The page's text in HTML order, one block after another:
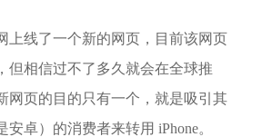
上线了一个新的网页，目前该网页
但相信过不了多久就会在全球推
网页的目的只有一个，就是吸引其
卓）的消费者来转用 iPhone。